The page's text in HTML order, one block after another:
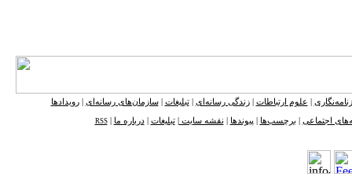
علوم ارتباطات |زندگی رسانه‌ای |تبلیغات سازمان‌های رسانه‌ای |رویدادها
اجتماعی برچسب‌ها پیوندها نقشه ‌سایت تبلیغات |درباره ما |
RSS